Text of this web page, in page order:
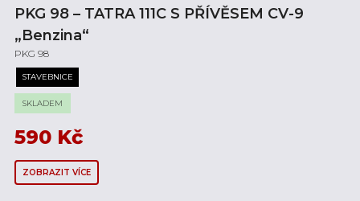
PKG 98 – TATRA 111C S PŘÍVĚSEM CV-9
„Benzina“
PKG 98
STAVEBNICE
SKLADEM
590 Kč
ZOBRAZIT VÍCE